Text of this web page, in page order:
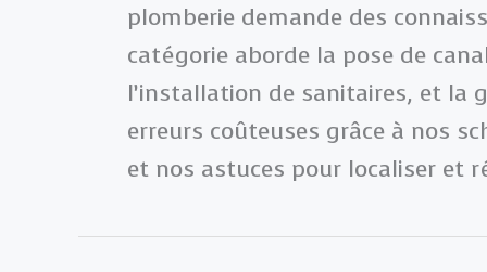
plomberie demande des
catégorie aborde la pose de
l’installation de sanitaires, et la
erreurs coûteuses grâce à nos
et nos astuces pour localiser et